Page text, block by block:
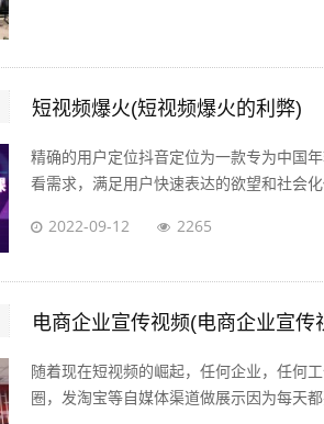
短视频爆火(短视频爆火的利弊)
精确的用户定位抖音定位为一款专为中国
看需求，满足用户快速表达的欲望和社会化
2022-09-12 2265
电商企业宣传视频(电商企业宣传
随着现在短视频的崛起，任何企业，任何
圈，发淘宝等自媒体渠道做展示因为每天都